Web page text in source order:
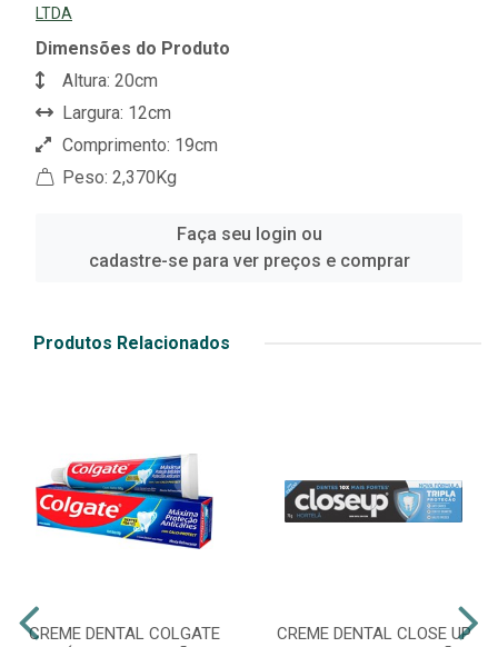
LTDA
Dimensões do Produto
Altura: 20cm
Largura: 12cm
Comprimento: 19cm
Peso: 2,370Kg
Faça seu login ou
cadastre-se para ver preços e comprar
Produtos Relacionados
CREME DENTAL COLGATE
CREME DENTAL CLOSE UP